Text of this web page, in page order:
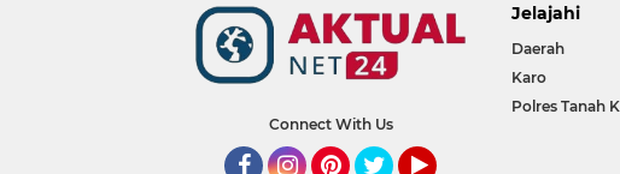
Connect With Us
Jelajahi
Daerah
Karo
Polres Tanah